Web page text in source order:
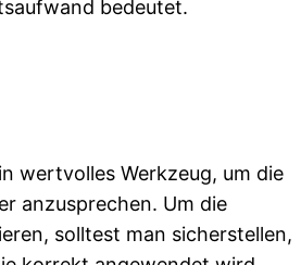
bedeutet.
wertvolles Werkzeug, um die
anzusprechen. Um die
solltest man sicherstellen,